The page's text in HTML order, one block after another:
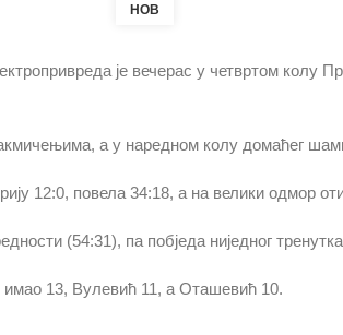
НОВ
је вечерас у четвртом колу
а у наредном колу домаћег
12:0, повела 34:18, а на велики одмор
(54:31), па побједа ниједног
имао 13, Вулевић 11, а Оташевић 10.